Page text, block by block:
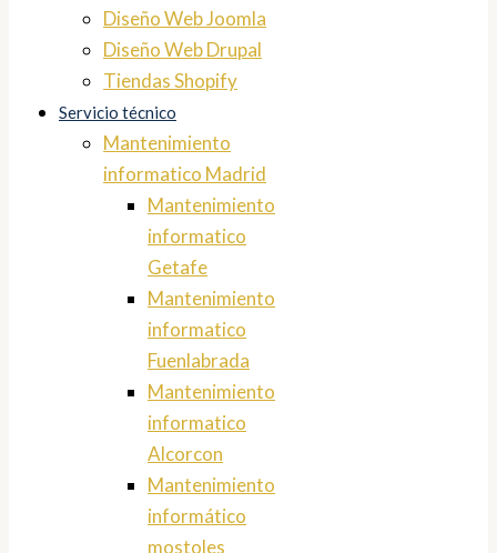
Diseño Web Joomla
Diseño Web Drupal
Tiendas Shopify
Servicio técnico
Mantenimiento
informatico Madrid
Mantenimiento
informatico
Getafe
Mantenimiento
informatico
Fuenlabrada
Mantenimiento
informatico
Alcorcon
Mantenimiento
informático
mostoles